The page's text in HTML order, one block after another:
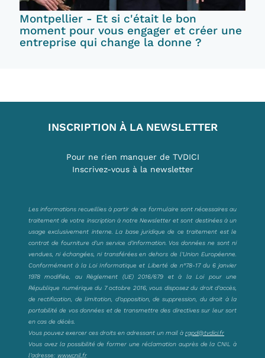
Montpellier - Et si c'était le bon
moment pour vous engager et créer une
entreprise qui change la donne ?
INSCRIPTION À LA NEWSLETTER
Pour ne rien manquer de TVDICI
Inscrivez-vous à la newsletter
Les informations recueillies à partir de ce formulaire sont nécessaires au
traitement de votre inscription à notre Newsletter et sont destinées à un
usage exclusivement interne. La base juridique de ce traitement est le
contrat de fourniture d’un service d’information. Vos données ne sont ni
vendues, ni échangées, ni transférées en dehors de l’Union Européenne.
Conformément à la Loi Informatique et Liberté de n°78-17 du 6 janvier
1978 modifiée, au Règlement (UE) 2016/679 et à la Loi pour une
République numérique du 7 octobre 2016, vous disposez du droit d’accès,
de rectification, de limitation, d’opposition, de suppression, du droit à la
portabilité de vos données et de transmettre des directives sur leur sort
en cas de décès.
Vous pouvez exercer ces droits en adressant un mail à rgpd@tvdici.fr
Vous avez la possibilité de former une réclamation auprès de la CNIL à
l’adresse: www.cnil.fr